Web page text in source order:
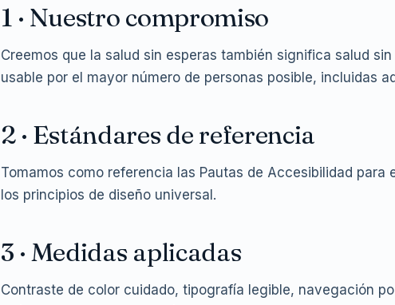
1 · Nuestro compromiso
Creemos que la salud sin esperas también significa salud
usable por el mayor número de personas posible, incluidas
2 · Estándares de referencia
Tomamos como referencia las Pautas de Accesibilidad para
los principios de diseño universal.
3 · Medidas aplicadas
Contraste de color cuidado, tipografía legible, navegación